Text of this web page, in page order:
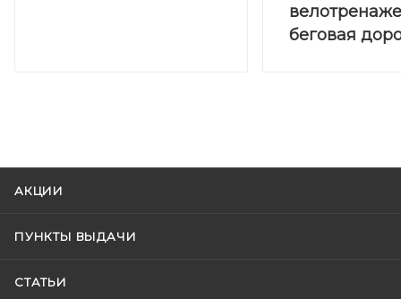
беговая
АКЦИИ
ПУНКТЫ ВЫДАЧИ
СТАТЬИ